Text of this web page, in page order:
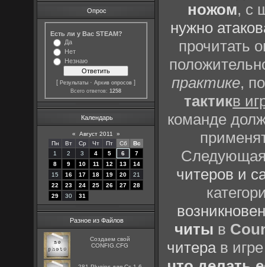
Опрос
Есть ли у Вас STEAM?
Да
Нет
Незнаю
[Результаты ·Архив опросов ]
Всего ответов:1258
Календарь
« Август 2011
»
Пн
Вт Ср Чт Пт Сб
Вс
1
2 3 4 5 6
7
8
9 10 11 12 13
14
15
16 17 18 19 20
21
22
23 24 25 26 27
28
29
30 31
Разное из Файлов
Создаем свой
CONFIG.CFG
ножом, с
нужно
прочитать
практике,
тактикв
команде
Следующая
читеров и
читы в
читерав